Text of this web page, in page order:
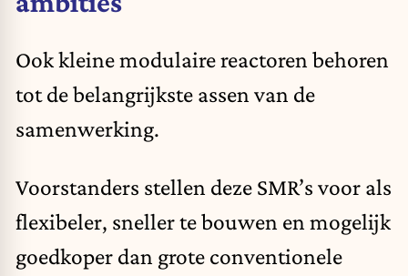
Ook kleine modulaire reactoren behoren
tot de belangrijkste assen van de
samenwerking.
Voorstanders stellen deze SMR’s voor als
flexibeler, sneller te bouwen en mogelijk
goedkoper dan grote conventionele